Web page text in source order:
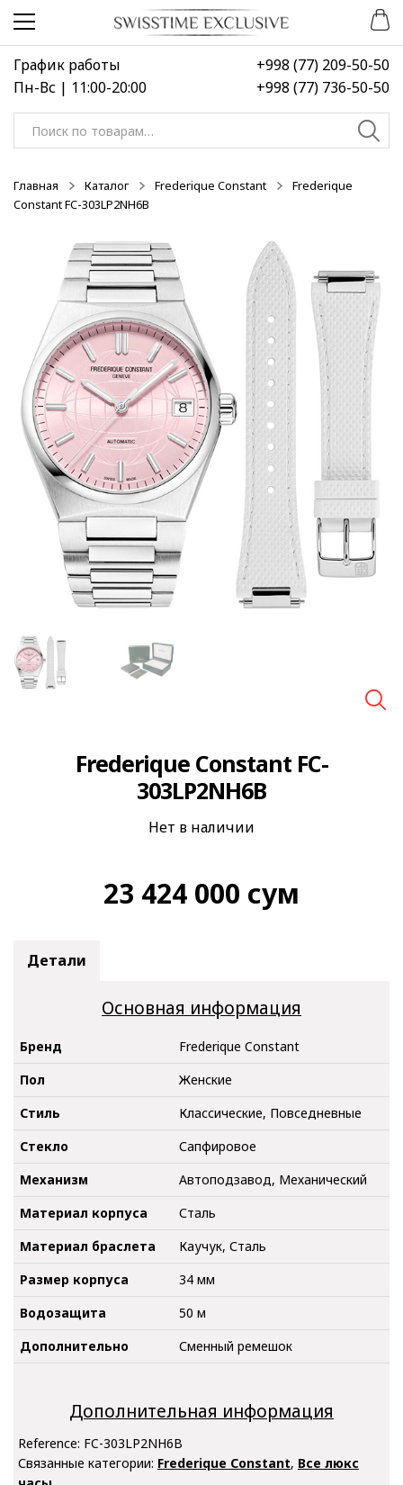
Перейти
навигации
Перейти
содержимому
График работы
Пн-Вс | 11:00-20:00
+998 (77) 209-50-50
+998 (77) 736-50-50
Искать:
Главная Каталог Frederique Constant
Frederique
Constant FC-303LP2NH6B
Frederique Constant FC-
303LP2NH6B
Нет в наличии
23 424 000 сум
Детали
Основная информация
Бренд
Frederique Constant
Пол
Женские
Стиль
Классические, Повседневные
Стекло
Сапфировое
Механизм
Автоподзавод, Механический
Материал корпуса
Сталь
Материал браслета
Каучук, Сталь
Размер корпуса
34 мм
Водозащита
50 м
Дополнительно
Сменный ремешок
Дополнительная информация
Reference: FC-303LP2NH6B
Связанные категории: Frederique Constant, Все люкс